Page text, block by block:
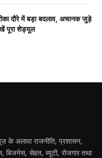
दौरे में बड़ा बदलाव, अचानक जुड़े
पूरा शेड्यूल
के अलावा राजनीति, प्रशासन,
सेहत, ब्यूटी, रोजगार तथा